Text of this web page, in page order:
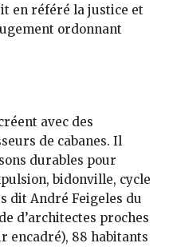
en référé la justice et
ordonnant
avec des
de cabanes. Il
durables pour
bidonville, cycle
dit André Feigeles du
d’architectes proches
encadré), 88 habitants